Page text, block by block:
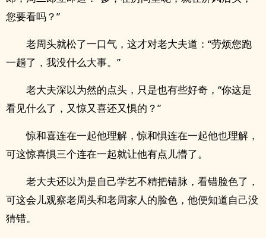
您要看吗？”
老周头就松了一口气，这才对老大夫道：“劳烦您跑
一趟了，我没什么大事。”
老大夫深以为然的点头，只是也有些好奇，“你这是
看见什么了，又惊又喜还又惧的？”
惊和喜连在一起他理解，惊和惧连在一起他也理解，
可这惊喜惧三个连在一起就让他有点儿懵了。
老大夫还以为是自己学艺不精把错脉，看错脸色了，
可这会儿观察老周头和老周家人的脸色，他便知道自己没
猜错。